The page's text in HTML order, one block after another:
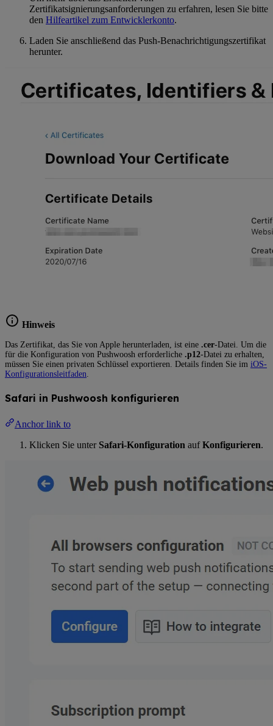
Zertifikatsignierungsanforderungen zu erfahren, lesen Sie bitte
den Hilfeartikel zum Entwicklerkonto.
Laden Sie anschließend das Push-Benachrichtigungszertifikat
herunter.
Hinweis
Das Zertifikat, das Sie von Apple herunterladen, ist eine .cer-Datei. Um die
für die Konfiguration von Pushwoosh erforderliche .p12-Datei zu erhalten,
müssen Sie einen privaten Schlüssel exportieren. Details finden Sie im iOS-
Konfigurationsleitfaden
Safari in Pushwoosh konfigurieren
Anchor link to
Klicken Sie unter Safari-Konfiguration aufKonfigurieren.